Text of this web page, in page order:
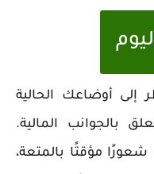
أوضاعك الحالية
بالجوانب المالية.
مؤقتًا بالمتعة،